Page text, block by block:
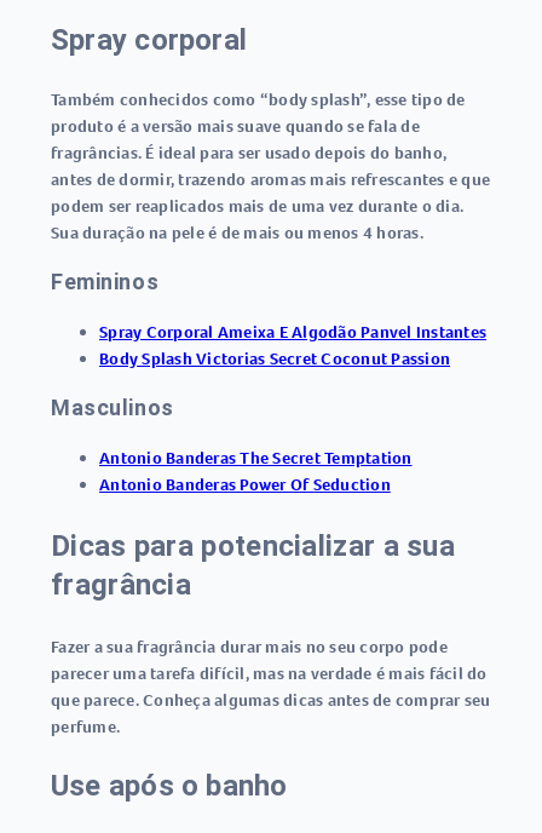
Spray corporal
Também conhecidos como “body splash”, esse tipo de
produto é a versão mais suave quando se fala de
fragrâncias. É ideal para ser usado depois do banho,
antes de dormir, trazendo aromas mais refrescantes e que
podem ser reaplicados mais de uma vez durante o dia.
Sua duração na pele é de mais ou menos 4 horas.
Femininos
Spray Corporal Ameixa E Algodão Panvel Instantes
Body Splash Victorias Secret Coconut Passion
Masculinos
Antonio Banderas The Secret Temptation
Antonio Banderas Power Of Seduction
Dicas para potencializar a sua
fragrância
Fazer a sua fragrância durar mais no seu corpo pode
parecer uma tarefa difícil, mas na verdade é mais fácil do
que parece. Conheça algumas dicas antes de comprar seu
perfume.
Use após o banho